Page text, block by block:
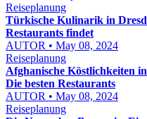
Reiseplanung
Türkische Kulinarik in
Restaurants findet
AUTOR • May 08, 2024
Reiseplanung
Afghanische Köstlichkeiten
Die besten Restaurants
AUTOR • May 08, 2024
Reiseplanung